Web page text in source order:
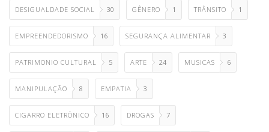
DESIGUALDADE SOCIAL 30 GÊNERO 1 TRÂNSITO 1
EMPREENDEDORISMO 16 SEGURANÇA ALIMENTAR 3
PATRIMONIO CULTURAL 5 ARTE 24 MUSICAS 6
MANIPULAÇÃO 8 EMPATIA 3
CIGARRO ELETRÔNICO 16 DROGAS 7